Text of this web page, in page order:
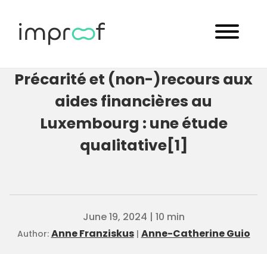
Précarité et (non-)recours aux
aides financières au
Luxembourg : une étude
qualitative[1]
June 19, 2024 | 10 min
Author: Anne Franziskus | Anne-Catherine Guio